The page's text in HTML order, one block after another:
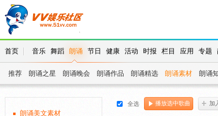
首页 音乐 舞蹈 朗诵 节日 健康 活动 时报 栏目 应用 专题
推荐 朗诵之星 朗诵晚会 朗诵作品 朗诵精选 朗诵素材 朗诵
朗诵美文素材
全选 播放选中歌曲 加